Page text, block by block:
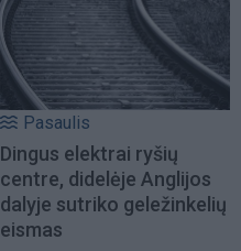
Pasaulis
Dingus elektrai ryšių
centre, didelėje Anglijos
dalyje sutriko geležinkelių
eismas